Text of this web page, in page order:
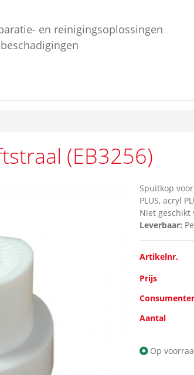
en reinigingsoplossingen
(EB3256)
Spuitkop
PLUS, acryl
Niet geschikt
Leverbaar:
Artikelnr.
Prijs
Aantal
Op